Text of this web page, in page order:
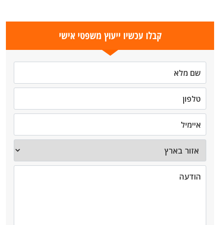
קבלו עכשיו ייעוץ משפטי אישי